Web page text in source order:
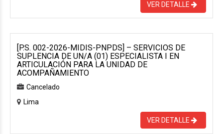
VER DETALLE
[P.S. 002-2026-MIDIS-PNPDS] – SERVICIOS DE
SUPLENCIA DE UN/A (01) ESPECIALISTA I EN
ARTICULACIÓN PARA LA UNIDAD DE
ACOMPAÑAMIENTO
Cancelado
Lima
VER DETALLE